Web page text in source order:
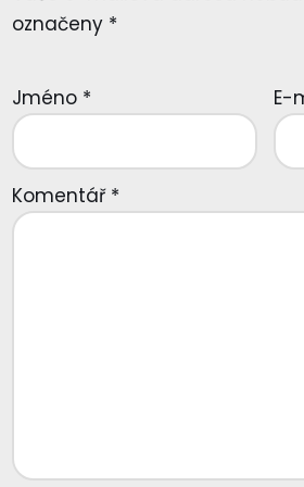
označeny *
Jméno * E-
Komentář *